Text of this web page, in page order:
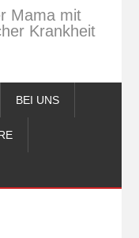
Mama mit
Krankheit
BEI UNS